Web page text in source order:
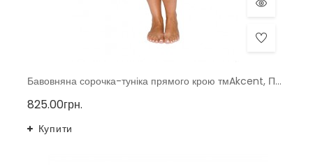
Бавовняна сорочка-туніка прямого крою тмAkcent, Польща
825.00грн.
Купити